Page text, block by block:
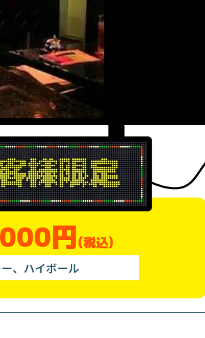
円(税込)
、ハイボール